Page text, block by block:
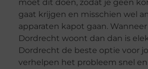
moet dit doen, zodat je geen
gaat krijgen en misschien wel
apparaten kapot gaan. Wanneer
Dordrecht woont dan dan is
Dordrecht de beste optie voor
verhelpen het probleem snel